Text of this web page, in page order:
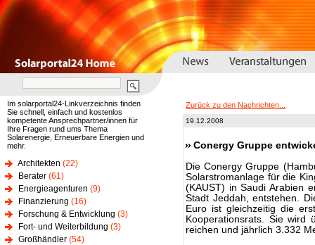
Im solarportal24-Linkverzeichnis finden
Sie schnell, einfach und kostenlos
kompetente Ansprechpartner/innen für
Ihre Fragen rund ums Thema
Solarenergie, Erneuerbare Energien und
mehr.
Architekten (22)
Berater (61)
Energieagenturen (9)
Finanzierung (16)
Forschung & Entwicklung (3)
Fort- und Weiterbildung (3)
Großhändler (54)
Zurück zu den Nachrichten...
19.12.2008
Conergy Gruppe
Die Conergy Gruppe
Solarstromanlage für die
(KAUST) in Saudi Arabien
Stadt Jeddah, entstehen.
Euro ist gleichzeitig die
Kooperationsrats. Sie wird
reichen und jährlich 3.332